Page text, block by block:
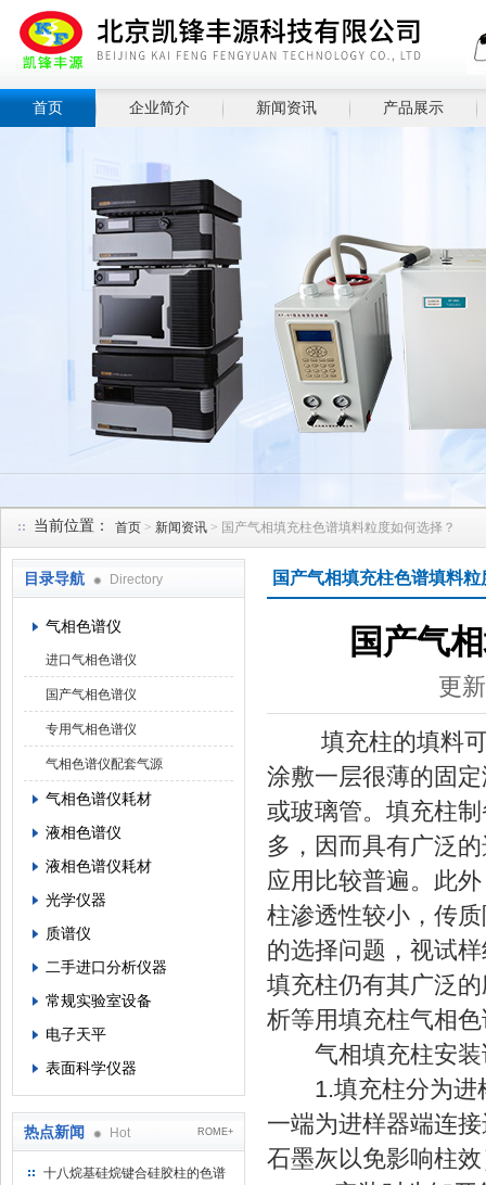
首页 企业简介 新闻资讯 产品展示
当前位置： 首页 > 新闻资讯 > 国产气相填充柱色谱填料粒度如何选择？
目录导航 Directory
气相色谱仪
进口气相色谱仪
国产气相色谱仪
专用气相色谱仪
气相色谱仪配套气源
气相色谱仪耗材
液相色谱仪
液相色谱仪耗材
光学仪器
质谱仪
二手进口分析仪器
常规实验室设备
电子天平
表面科学仪器
热点新闻 Hot ROME+
十八烷基硅烷键合硅胶柱的色谱
国产气相填充柱色谱填料
国产气
更
填充柱的填料可
涂敷一层很薄的固
或玻璃管。填充柱
多，因而具有广泛
应用比较普遍。此
柱渗透性较小，传
的选择问题，视试
填充柱仍有其广泛
析等用填充柱气相
气相填充柱安装
1.填充柱分为进样
一端为进样器端连
石墨灰以免影响柱